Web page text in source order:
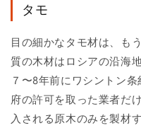
タモ
目の細かなタモ材は、も
質の木材はロシアの沿海
７〜8年前にワシントン
府の許可を取った業者だ
入される原木のみを製材